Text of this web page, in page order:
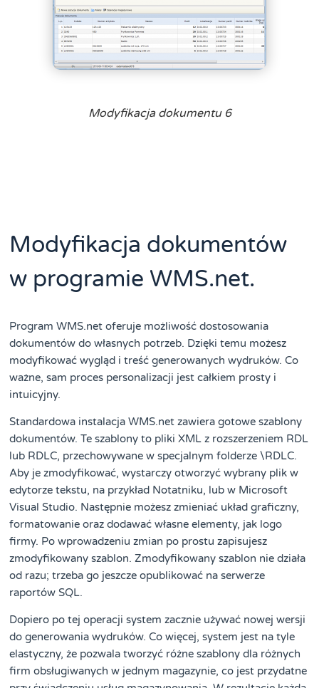
Modyfikacja dokumentu 6
Modyfikacja dokumentów
w programie WMS.net.
Program WMS.net oferuje możliwość dostosowania
dokumentów do własnych potrzeb. Dzięki temu możesz
modyfikować wygląd i treść generowanych wydruków. Co
ważne, sam proces personalizacji jest całkiem prosty i
intuicyjny.
Standardowa instalacja WMS.net zawiera gotowe szablony
dokumentów. Te szablony to pliki XML z rozszerzeniem RDL
lub RDLC, przechowywane w specjalnym folderze \RDLC.
Aby je zmodyfikować, wystarczy otworzyć wybrany plik w
edytorze tekstu, na przykład Notatniku, lub w Microsoft
Visual Studio. Następnie możesz zmieniać układ graficzny,
formatowanie oraz dodawać własne elementy, jak logo
firmy. Po wprowadzeniu zmian po prostu zapisujesz
zmodyfikowany szablon. Zmodyfikowany szablon nie działa
od razu; trzeba go jeszcze opublikować na serwerze
raportów SQL.
Dopiero po tej operacji system zacznie używać nowej wersji
do generowania wydruków. Co więcej, system jest na tyle
elastyczny, że pozwala tworzyć różne szablony dla różnych
firm obsługiwanych w jednym magazynie, co jest przydatne